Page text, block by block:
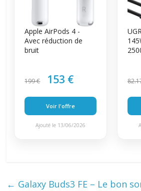
Apple AirPods 4 -
Avec réduction de
bruit
199 € 153 €
Voir l'offre
Ajouté le 13/06/2026
← Galaxy Buds3 FE – Le bon